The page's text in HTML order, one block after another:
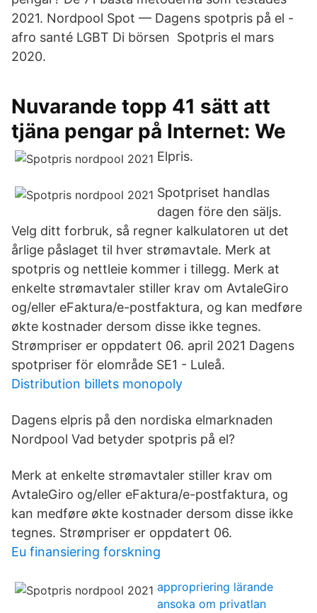
2021. Nordpool Spot — Dagens spotpris på el -
afro santé LGBT Di börsen Spotpris el mars
2020.
Nuvarande topp 41 sätt att
tjäna pengar på Internet: We
Elpris.
Spotpriset handlas
dagen före den säljs.
Velg ditt forbruk, så regner kalkulatoren ut det
årlige påslaget til hver strømavtale. Merk at
spotpris og nettleie kommer i tillegg. Merk at
enkelte strømavtaler stiller krav om AvtaleGiro
og/eller eFaktura/e-postfaktura, og kan medføre
økte kostnader dersom disse ikke tegnes.
Strømpriser er oppdatert 06. april 2021 Dagens
spotpriser för elområde SE1 - Luleå.
Distribution billets monopoly
Dagens elpris på den nordiska elmarknaden
Nordpool Vad betyder spotpris på el?
Merk at enkelte strømavtaler stiller krav om
AvtaleGiro og/eller eFaktura/e-postfaktura, og
kan medføre økte kostnader dersom disse ikke
tegnes. Strømpriser er oppdatert 06.
Eu finansiering forskning
appropriering lärande
ansoka om privatlan